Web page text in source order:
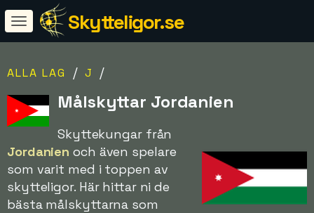
Skytteligor.se
ALLA LAG / J /
Målskyttar Jordanien
Skyttekungar från
Jordanien och även spelare
som varit med i toppen av
skytteligor. Här hittar ni de
bästa målskyttarna som